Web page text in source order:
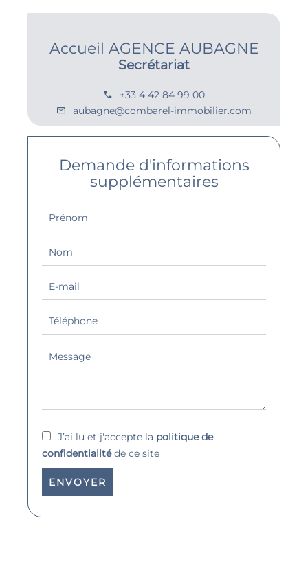
Accueil AGENCE AUBAGNE
Secrétariat
+33 4 42 84 99 00
aubagne@combarel-immobilier.com
Demande d'informations
supplémentaires
J’ai lu et j'accepte la politique de
confidentialitéde ce site
ENVOYER